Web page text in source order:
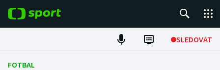
SLEDOVAT
Fotbal
FOTBAL